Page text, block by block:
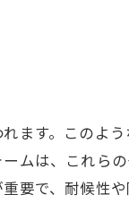
ます。このよ
ムは、これら
要で、耐候性